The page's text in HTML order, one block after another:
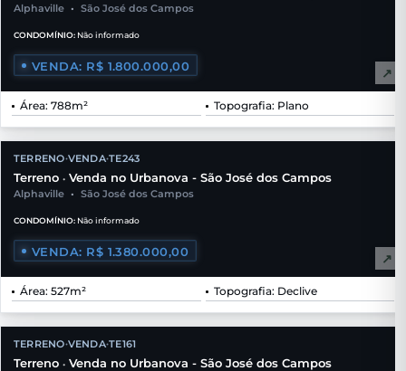
Alphaville • São José dos Campos
CONDOMÍNIO: Não informado
VENDA: R$ 1.800.000,00 ↗
Área: 788m² Topografia: Plano
TERRENO•VENDA•TE243
Terreno • Venda no Urbanova - São José dos Campos
Alphaville • São José dos Campos
CONDOMÍNIO: Não informado
VENDA: R$ 1.380.000,00 ↗
Área: 527m² Topografia: Declive
TERRENO•VENDA•TE161
Terreno • Venda no Urbanova - São José dos Campos